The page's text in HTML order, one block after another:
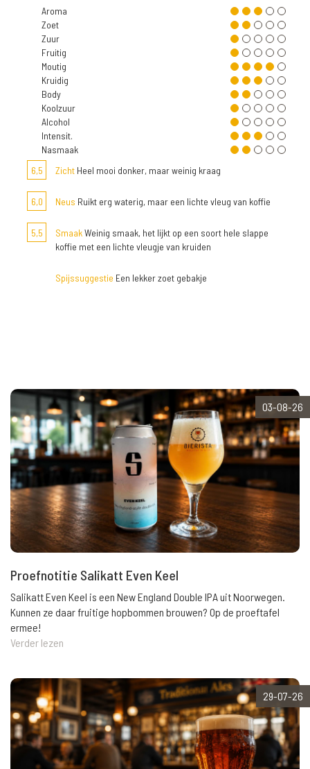
Aroma
Zoet
Zuur
Fruitig
Moutig
Kruidig
Body
Koolzuur
Alcohol
Intensit.
Nasmaak
6,5
Zicht Heel mooi donker, maar weinig kraag
6,0 Neus Ruikt erg waterig, maar een lichte vleug van koffie
5,5 SmaakWeinig smaak, het lijkt op een soort hele slappe
koffie met een lichte vleugje van kruiden
Spijssuggestie Een lekker zoet gebakje
03-08-26
Proefnotitie Salikatt Even Keel
Salikatt Even Keel is een New England Double IPA uit Noorwegen.
Kunnen ze daar fruitige hopbommen brouwen? Op de proeftafel
ermee!
Verder lezen
29-07-26